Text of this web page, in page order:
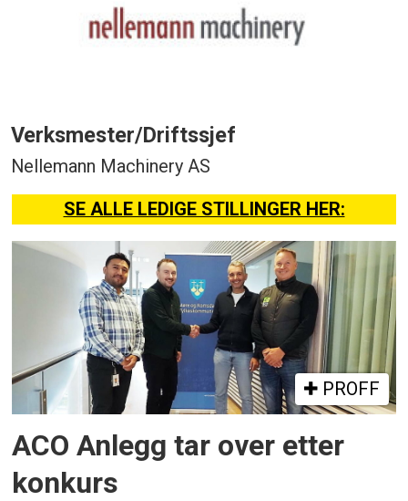
Verksmester/Driftssjef
Nellemann Machinery AS
SE ALLE LEDIGE STILLINGER HER:
PROFF
ACO Anlegg tar over etter
konkurs